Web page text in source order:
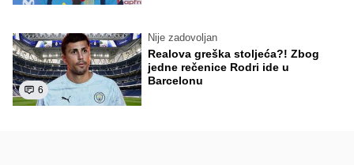
6
Nije zadovoljan
Realova greška stoljeća?! Zbog
jedne rečenice Rodri ide u
Barcelonu